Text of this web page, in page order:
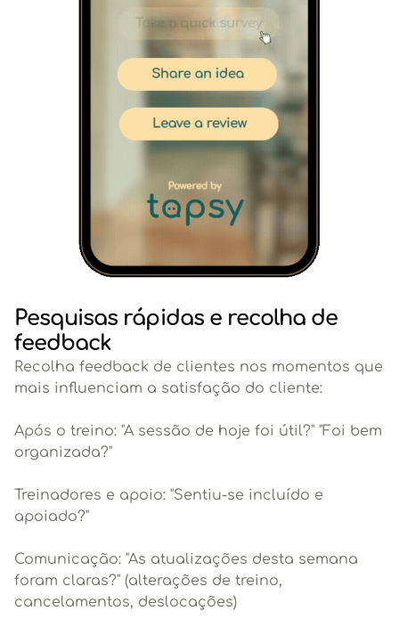
Pesquisas rápidas e recolha de
feedback
Recolha feedback de clientes nos momentos que
mais influenciam a satisfação do cliente:
Após o treino: "A sessão de hoje foi útil?" "Foi bem
organizada?"
Treinadores e apoio: "Sentiu-se incluído e
apoiado?"
Comunicação: "As atualizações desta semana
foram claras?" (alterações de treino,
cancelamentos, deslocações)